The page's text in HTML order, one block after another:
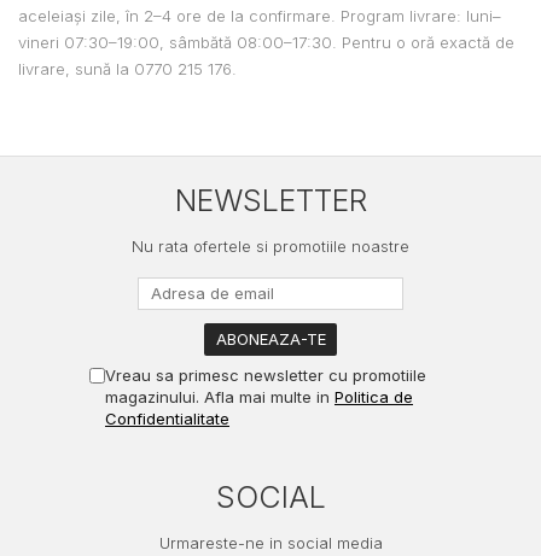
aceleiași zile, în 2–4 ore de la confirmare. Program livrare: luni–
vineri 07:30–19:00, sâmbătă 08:00–17:30. Pentru o oră exactă de
livrare, sună la 0770 215 176.
NEWSLETTER
Nu rata ofertele si promotiile noastre
Vreau sa primesc newsletter cu promotiile
magazinului. Afla mai multe in Politica de
Confidentialitate
SOCIAL
Urmareste-ne in social media